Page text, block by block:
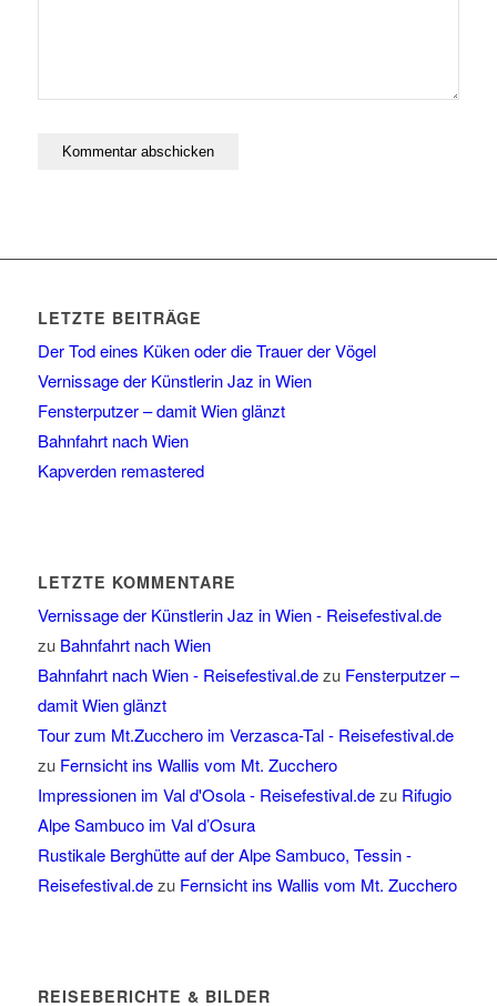
LETZTE BEITRÄGE
Der Tod eines Küken oder die Trauer der Vögel
Vernissage der Künstlerin Jaz in Wien
Fensterputzer – damit Wien glänzt
Bahnfahrt nach Wien
Kapverden remastered
LETZTE KOMMENTARE
Vernissage der Künstlerin Jaz in Wien - Reisefestival.de
zu Bahnfahrt nach Wien
Bahnfahrt nach Wien - Reisefestival.dezu Fensterputzer –
damit Wien glänzt
Tour zum Mt.Zucchero im Verzasca-Tal - Reisefestival.de
zu Fernsicht ins Wallis vom Mt. Zucchero
Impressionen im Val d'Osola - Reisefestival.dezu Rifugio
Alpe Sambuco im Val d’Osura
Rustikale Berghütte auf der Alpe Sambuco, Tessin -
Reisefestival.dezu Fernsicht ins Wallis vom Mt. Zucchero
REISEBERICHTE & BILDER